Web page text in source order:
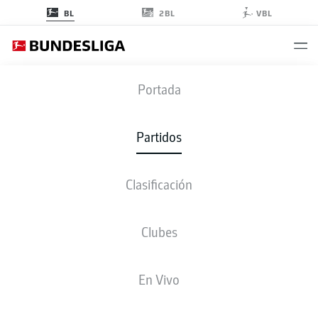
BL 2BL VBL
Portada
Partidos
Clasificación
Clubes
En Vivo
FECHA 26